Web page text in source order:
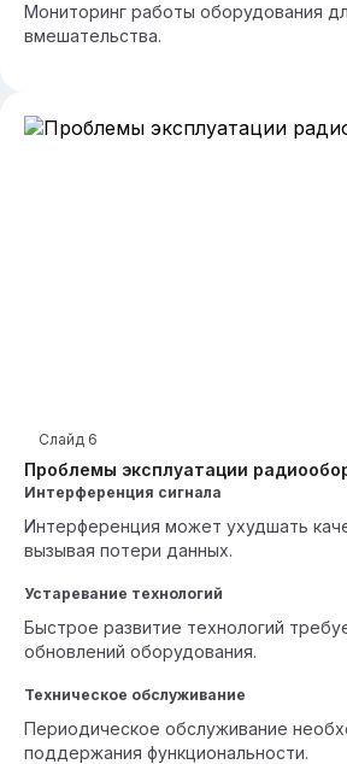
Мониторинг работы оборудования
вмешательства.
Проблемы эксплуатации
Слайд 6
Интерференция сигнала
Интерференция может ухудшать
вызывая потери данных.
Устаревание технологий
Быстрое развитие технологий
обновлений оборудования.
Техническое обслуживание
Периодическое обслуживание
поддержания функциональности.